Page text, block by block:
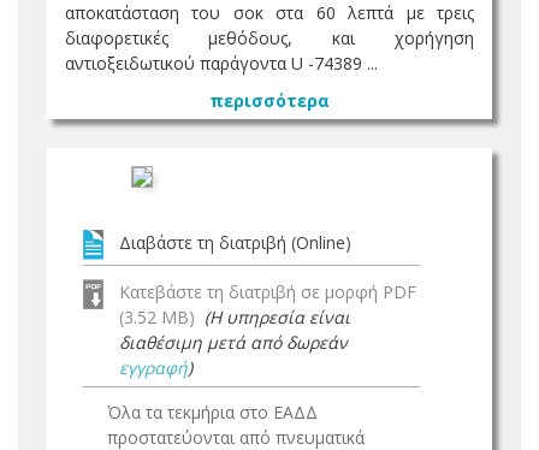
αποκατάσταση του σοκ στα 60 λεπτά με τρεις
διαφορετικές μεθόδους, και χορήγηση
αντιοξειδωτικού παράγοντα U -74389 ...
περισσότερα
Διαβάστε τη διατριβή (Online)
Κατεβάστε τη διατριβή σε μορφή PDF
(3.52 MB) (Η υπηρεσία είναι
διαθέσιμη μετά από δωρεάν
εγγραφή)
Όλα τα τεκμήρια στο ΕΑΔΔ
προστατεύονται από πνευματικά